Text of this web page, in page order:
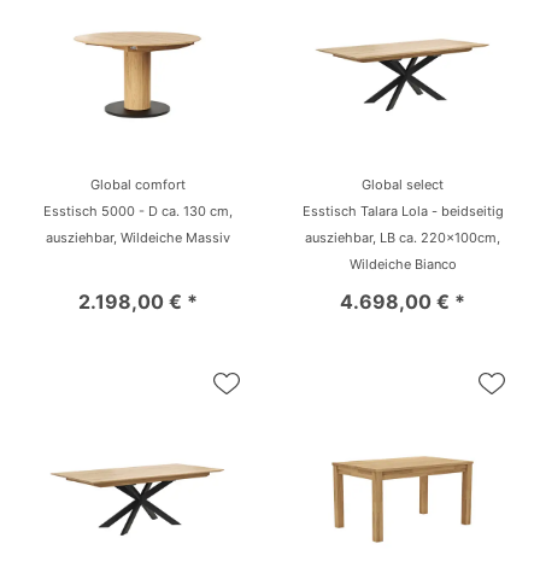
Global comfort
Esstisch 5000 - D ca. 130 cm,
ausziehbar, Wildeiche Massiv
2.198,00 € *
Global select
Esstisch Talara Lola - beidseitig
ausziehbar, LB ca. 220x100cm,
Wildeiche Bianco
4.698,00 € *